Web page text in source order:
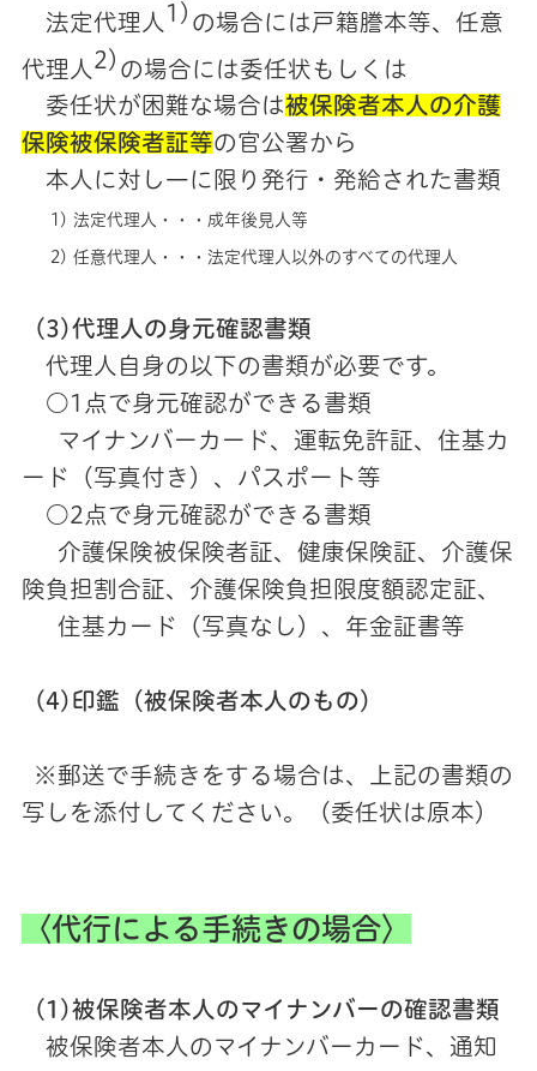
法定代理人 1) の場合には戸籍謄本等、任意
代理人 2) の場合には委任状もしくは
委任状が困難な場合は被保険者本人の介護
保険被保険者証等の官公署から
本人に対し一に限り発行・発給された書類
1) 法定代理人・・・成年後見人等
2) 任意代理人・・・法定代理人以外のすべての代理人
(3)代理人の身元確認書類
代理人自身の以下の書類が必要です。
○1点で身元確認ができる書類
マイナンバーカード、運転免許証、住基カ
ード（写真付き）、パスポート等
○2点で身元確認ができる書類
介護保険被保険者証、健康保険証、介護保
険負担割合証、介護保険負担限度額認定証、
住基カード（写真なし）、年金証書等
(4)印鑑（被保険者本人のもの）
※郵送で手続きをする場合は、上記の書類の
写しを添付してください。（委任状は原本）
〈代行による手続きの場合〉
(1)被保険者本人のマイナンバーの確認書類
被保険者本人のマイナンバーカード、通知